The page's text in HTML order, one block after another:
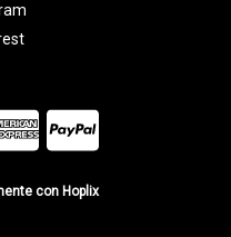
con Hoplix